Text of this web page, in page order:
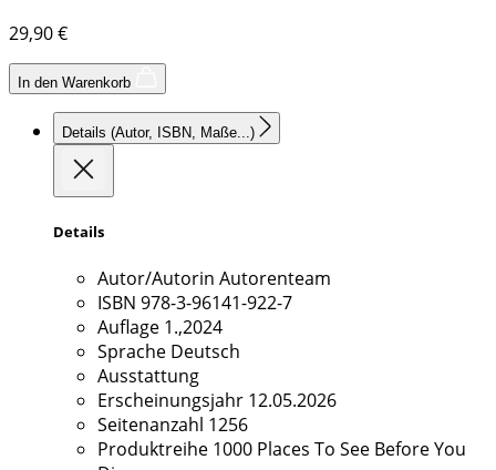
29,90€
In den Warenkorb
Details (Autor, ISBN, Maße...)
Details
Autor/Autorin Autorenteam
ISBN 978-3-96141-922-7
Auflage 1.,2024
Sprache Deutsch
Ausstattung
Erscheinungsjahr 12.05.2026
Seitenanzahl 1256
Produktreihe 1000 Places To See Before You